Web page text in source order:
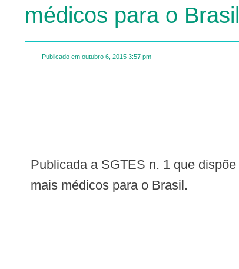
médicos para o Brasil
Publicado em outubro 6, 2015 3:57 pm
Publicada a SGTES n. 1 que dispõe sobre a metodologia de autorização da quantidade de vagas para cada município do projeto
mais médicos para o Brasil.